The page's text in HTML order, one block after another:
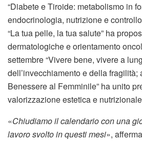
“Diabete e Tiroide: metabolismo in
endocrinologia, nutrizione e
“La tua pelle, la tua salute” ha
dermatologiche e orientamento
settembre “Vivere bene, vivere a
dell’invecchiamento e della fragilità;
Benessere al Femminile” ha unito
valorizzazione estetica e
«Chiudiamo il calendario con una
lavoro svolto in questi mesi»,